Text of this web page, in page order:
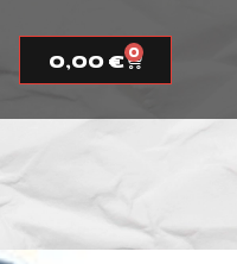
0,00€ 0